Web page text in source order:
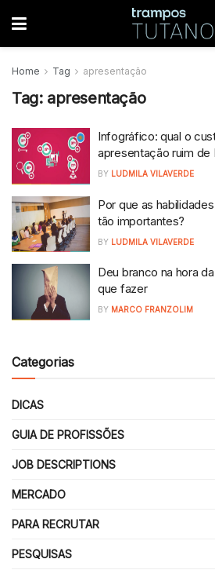
Home Tag apresentação
Tag: apresentação
Infográfico: qual o
apresentação ruim de
BY LUDMILA VILAVERDE
Por que as
tão importantes?
BY LUDMILA VILAVERDE
Deu branco na hora
que fazer
BY MARCO FRANZOLIM
Categorias
DICAS
GUIA DE PROFISSÕES
JOB DESCRIPTIONS
MERCADO
PARA RECRUTAR
PESQUISAS